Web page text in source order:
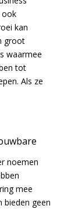
ook
kan
groot
waarmee
tot
Als ze
noemen
mee
bieden geen